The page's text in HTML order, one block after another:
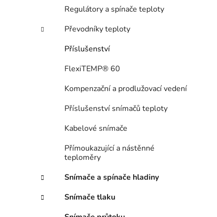
p
Regulátory a spínače teploty
Převodníky teploty
Příslušenství
FlexiTEMP® 60
Kompenzační a prodlužovací vedení
Příslušenství snímačů teploty
Kabelové snímače
Přímoukazující a nástěnné
teploměry
Snímače a spínače hladiny
Snímače tlaku